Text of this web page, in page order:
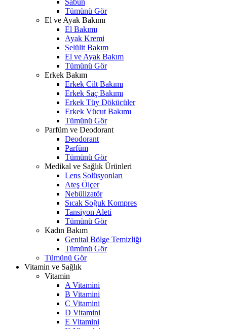
Sabun
Tümünü Gör
El ve Ayak Bakımı
El Bakımı
Ayak Kremi
Selülit Bakım
El ve Ayak Bakım
Tümünü Gör
Erkek Bakım
Erkek Cilt Bakımı
Erkek Saç Bakımı
Erkek Tüy Dökücüler
Erkek Vücut Bakımı
Tümünü Gör
Parfüm ve Deodorant
Deodorant
Parfüm
Tümünü Gör
Medikal ve Sağlık Ürünleri
Lens Solüsyonları
Ateş Ölçer
Nebülizatör
Sıcak Soğuk Kompres
Tansiyon Aleti
Tümünü Gör
Kadın Bakım
Genital Bölge Temizliği
Tümünü Gör
Tümünü Gör
Vitamin ve Sağlık
Vitamin
A Vitamini
B Vitamini
C Vitamini
D Vitamini
E Vitamini